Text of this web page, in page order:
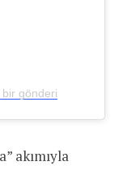
bir gönderi
akımıyla